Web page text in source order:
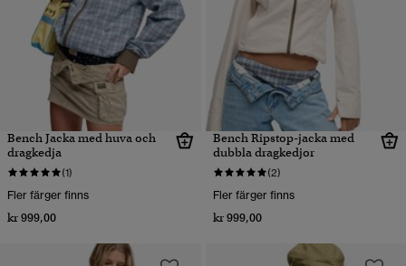
Bench Jacka med huva och
dragkedja
(1)
Fler färger finns
kr 999,00
Bench Ripstop-jacka med
dubbla dragkedjor
(2)
Fler färger finns
kr 999,00